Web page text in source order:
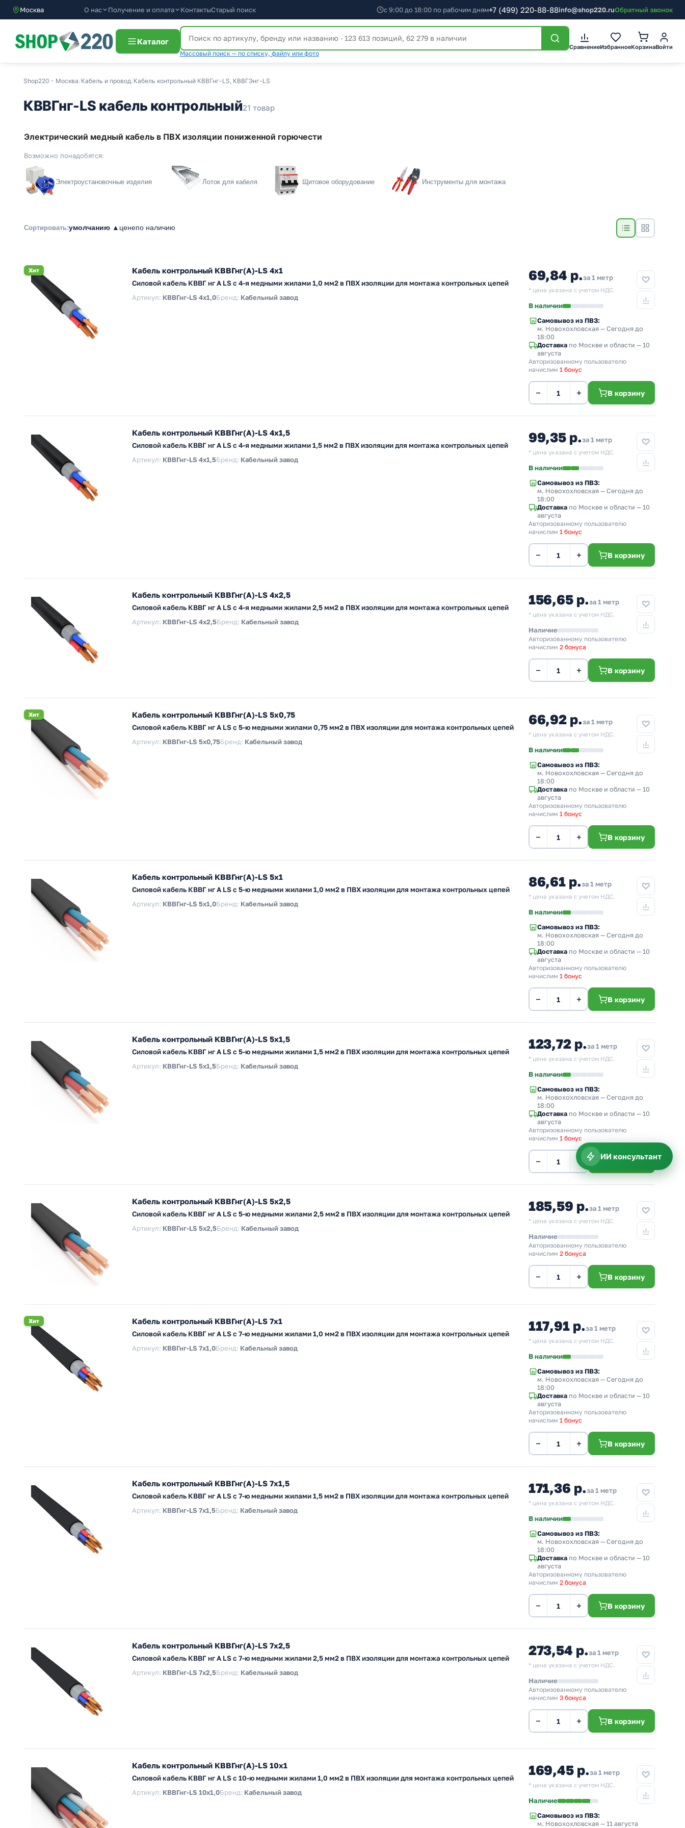
Москва О нас Получение и оплата КонтактыСтарый поиск с 9:00 до 18:00 по рабочим дням+7 (499) 220-88-88info@shop220.ruОбратный звонок
Каталог
Массовый поиск — по списку, файлу или фото
СравнениеИзбранноеКорзинаВойти
Shop220 - Москва/Кабель и провод/Кабель контрольный КВВГнг-LS, КВВГЭнг-LS
КВВГнг-LS кабель контрольный21 товар
Электрический медный кабель в ПВХ изоляции пониженной горючести
Возможно понадобятся:
Электроустановочные изделия Лоток для кабеля Щитовое оборудование Инструменты для монтажа
Сортировать:умолчанию ▲ ценепо наличию
Хит Кабель контрольный КВВГнг(А)-LS 4х1
Силовой кабель КВВГ нг А LS с 4-я медными жилами 1,0 мм2 в ПВХ изоляции для монтажа контрольных цепей
Артикул: КВВГнг-LS 4х1,0Бренд: Кабельный завод
69,84 р.за 1 метр
* цена указана с учетом НДС.
В наличии
Самовывоз из ПВЗ:
м. Новохохловская — Сегодня до
18:00
Доставка по Москве и области — 10
августа
Авторизованному пользователю
начислим 1 бонус
− + В корзину
Кабель контрольный КВВГнг(А)-LS 4х1,5
Силовой кабель КВВГ нг А LS с 4-я медными жилами 1,5 мм2 в ПВХ изоляции для монтажа контрольных цепей
Артикул: КВВГнг-LS 4х1,5Бренд: Кабельный завод
99,35 р.за 1 метр
* цена указана с учетом НДС.
В наличии
Самовывоз из ПВЗ:
м. Новохохловская — Сегодня до
18:00
Доставка по Москве и области — 10
августа
Авторизованному пользователю
начислим 1 бонус
− + В корзину
Кабель контрольный КВВГнг(А)-LS 4х2,5
Силовой кабель КВВГ нг А LS с 4-я медными жилами 2,5 мм2 в ПВХ изоляции для монтажа контрольных цепей
Артикул: КВВГнг-LS 4х2,5Бренд: Кабельный завод
156,65 р.за 1 метр
* цена указана с учетом НДС.
Наличие
Авторизованному пользователю
начислим 2 бонуса
− + В корзину
Хит Кабель контрольный КВВГнг(А)-LS 5х0,75
Силовой кабель КВВГ нг А LS с 5-ю медными жилами 0,75 мм2 в ПВХ изоляции для монтажа контрольных цепей
Артикул: КВВГнг-LS 5х0,75Бренд: Кабельный завод
66,92 р.за 1 метр
* цена указана с учетом НДС.
В наличии
Самовывоз из ПВЗ:
м. Новохохловская — Сегодня до
18:00
Доставка по Москве и области — 10
августа
Авторизованному пользователю
начислим 1 бонус
− + В корзину
Кабель контрольный КВВГнг(А)-LS 5х1
Силовой кабель КВВГ нг А LS с 5-ю медными жилами 1,0 мм2 в ПВХ изоляции для монтажа контрольных цепей
Артикул: КВВГнг-LS 5х1,0Бренд: Кабельный завод
86,61 р.за 1 метр
* цена указана с учетом НДС.
В наличии
Самовывоз из ПВЗ:
м. Новохохловская — Сегодня до
18:00
Доставка по Москве и области — 10
августа
Авторизованному пользователю
начислим 1 бонус
− + В корзину
Кабель контрольный КВВГнг(А)-LS 5х1,5
Силовой кабель КВВГ нг А LS с 5-ю медными жилами 1,5 мм2 в ПВХ изоляции для монтажа контрольных цепей
Артикул: КВВГнг-LS 5х1,5Бренд: Кабельный завод
123,72 р.за 1 метр
* цена указана с учетом НДС.
В наличии
Самовывоз из ПВЗ:
м. Новохохловская — Сегодня до
18:00
Доставка по Москве и области — 10
августа
Авторизованному пользователю
начислим 1 бонус
− + В корзину
Кабель контрольный КВВГнг(А)-LS 5х2,5
Силовой кабель КВВГ нг А LS с 5-ю медными жилами 2,5 мм2 в ПВХ изоляции для монтажа контрольных цепей
Артикул: КВВГнг-LS 5х2,5Бренд: Кабельный завод
185,59 р.за 1 метр
* цена указана с учетом НДС.
Наличие
Авторизованному пользователю
начислим 2 бонуса
− + В корзину
Хит Кабель контрольный КВВГнг(А)-LS 7х1
Силовой кабель КВВГ нг А LS с 7-ю медными жилами 1,0 мм2 в ПВХ изоляции для монтажа контрольных цепей
Артикул: КВВГнг-LS 7х1,0Бренд: Кабельный завод
117,91 р.за 1 метр
* цена указана с учетом НДС.
В наличии
Самовывоз из ПВЗ:
м. Новохохловская — Сегодня до
18:00
Доставка по Москве и области — 10
августа
Авторизованному пользователю
начислим 1 бонус
− + В корзину
Кабель контрольный КВВГнг(А)-LS 7х1,5
Силовой кабель КВВГ нг А LS с 7-ю медными жилами 1,5 мм2 в ПВХ изоляции для монтажа контрольных цепей
Артикул: КВВГнг-LS 7х1,5Бренд: Кабельный завод
171,36 р.за 1 метр
* цена указана с учетом НДС.
В наличии
Самовывоз из ПВЗ:
м. Новохохловская — Сегодня до
18:00
Доставка по Москве и области — 10
августа
Авторизованному пользователю
начислим 2 бонуса
− + В корзину
Кабель контрольный КВВГнг(А)-LS 7х2,5
Силовой кабель КВВГ нг А LS с 7-ю медными жилами 2,5 мм2 в ПВХ изоляции для монтажа контрольных цепей
Артикул: КВВГнг-LS 7х2,5Бренд: Кабельный завод
273,54 р.за 1 метр
* цена указана с учетом НДС.
Наличие
Авторизованному пользователю
начислим 3 бонуса
− + В корзину
Кабель контрольный КВВГнг(А)-LS 10х1
Силовой кабель КВВГ нг А LS с 10-ю медными жилами 1,0 мм2 в ПВХ изоляции для монтажа контрольных цепей
Артикул: КВВГнг-LS 10х1,0Бренд: Кабельный завод
169,45 р.за 1 метр
* цена указана с учетом НДС.
Наличие
Самовывоз из ПВЗ:
м. Новохохловская — 11 августа
ИИ консультант